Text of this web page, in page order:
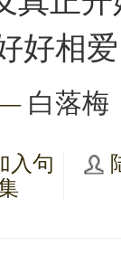
好相
白落梅
入句